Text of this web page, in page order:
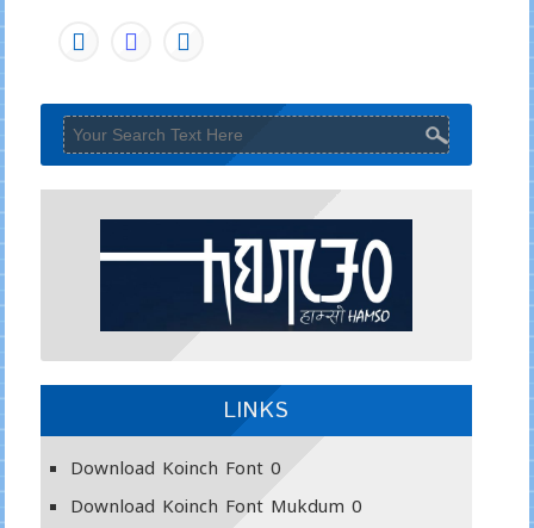
LINKS
Download Koinch Font0
Download Koinch Font Mukdum 0